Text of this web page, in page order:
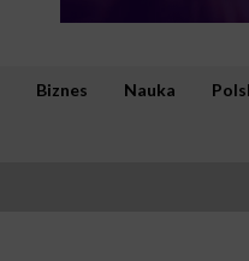
Biznes Nauka